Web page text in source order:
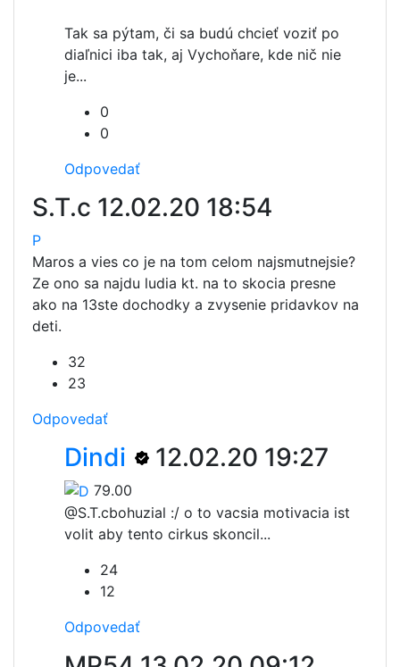
Tak sa pýtam, či sa budú chcieť voziť po
diaľnici iba tak, aj Vychoňare, kde nič nie
je...
0
0
Odpovedať
S.T.c 12.02.20 18:54
P
Maros a vies co je na tom celom najsmutnejsie?
Ze ono sa najdu ludia kt. na to skocia presne
ako na 13ste dochodky a zvysenie pridavkov na
deti.
32
23
Odpovedať
Dindi 12.02.20 19:27
79.00
@S.T.cbohuzial :/ o to vacsia motivacia ist
volit aby tento cirkus skoncil...
24
12
Odpovedať